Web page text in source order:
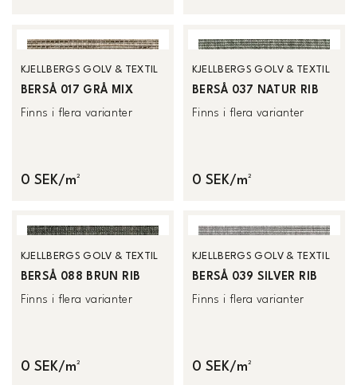
KJELLBERGS GOLV & TEXTIL
BERSÅ 017 GRÅ MIX
Finns i flera varianter
0 SEK/m²
KJELLBERGS GOLV & TEXTIL
BERSÅ 037 NATUR RIB
Finns i flera varianter
0 SEK/m²
KJELLBERGS GOLV & TEXTIL
BERSÅ 088 BRUN RIB
Finns i flera varianter
0 SEK/m²
KJELLBERGS GOLV & TEXTIL
BERSÅ 039 SILVER RIB
Finns i flera varianter
0 SEK/m²